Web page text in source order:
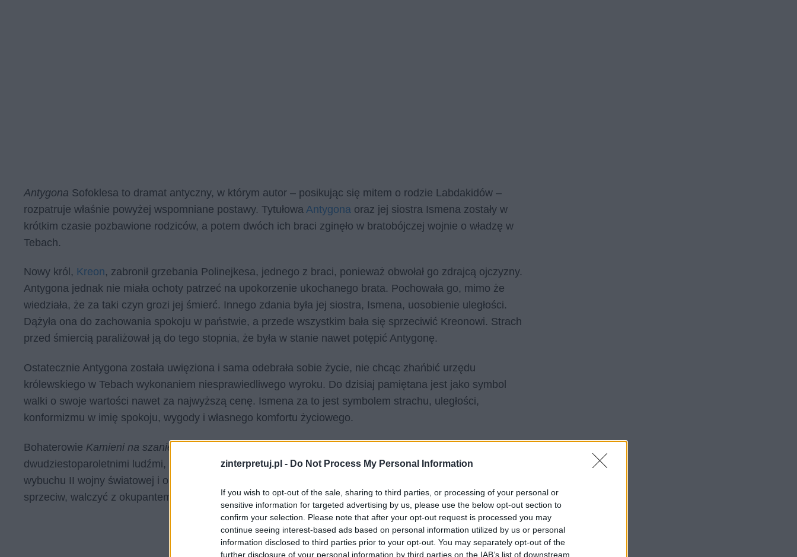
zinterpretuj.pl - Do Not Process My Personal Information
If you wish to opt-out of the sale, sharing to third parties, or processing of your personal or
sensitive information for targeted advertising by us, please use the below opt-out section to
confirm your selection. Please note that after your opt-out request is processed you may
continue seeing interest-based ads based on personal information utilized by us or personal
information disclosed to third parties prior to your opt-out. You may separately opt-out of the
further disclosure of your personal information by third parties on the IAB’s list of downstream
Antygona Sofoklesa to dramat antyczny, w którym autor – posikując się mitem o rodzie Labdakidów –
rozpatruje właśnie powyżej wspomniane postawy. Tytułowa Antygona oraz jej siostra Ismena zostały w
krótkim czasie pozbawione rodziców, a potem dwóch ich braci zginęło w bratobójczej wojnie o władzę w
Tebach.
Nowy król, Kreon, zabronił grzebania Polinejkesa, jednego z braci, ponieważ obwołał go zdrajcą ojczyzny.
Antygona jednak nie miała ochoty patrzeć na upokorzenie ukochanego brata. Pochowała go, mimo że
wiedziała, że za taki czyn grozi jej śmierć. Innego zdania była jej siostra, Ismena, uosobienie uległości.
Dążyła ona do zachowania spokoju w państwie, a przede wszystkim bała się sprzeciwić Kreonowi. Strach
przed śmiercią paraliżował ją do tego stopnia, że była w stanie nawet potępić Antygonę.
Ostatecznie Antygona została uwięziona i sama odebrała sobie życie, nie chcąc zhańbić urzędu
królewskiego w Tebach wykonaniem niesprawiedliwego wyroku. Do dzisiaj pamiętana jest jako symbol
walki o swoje wartości nawet za najwyższą cenę. Ismena za to jest symbolem strachu, uległości,
konformizmu w imię spokoju, wygody i własnego komfortu życiowego.
Bohaterowie Kamieni na szaniec,
dwudziestoparoletnimi ludźmi, przed którymi stało całe życie. Na ich młodość padł jednak cień w postaci
wybuchu II wojny światowej i okupacji Polski. Zdecydowali się oni działać w dywersji, wyrażać swój
sprzeciw, walczyć z okupantem i udowadniać mu cały czas, że „jeszcze Polska nie zginęła”.